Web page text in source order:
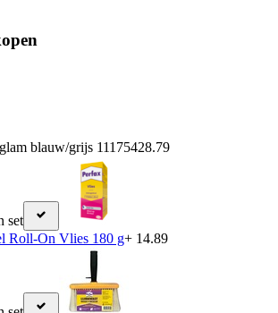
blauw/grijs 11175428.79
set
Roll-On Vlies 180 g+ 14.89